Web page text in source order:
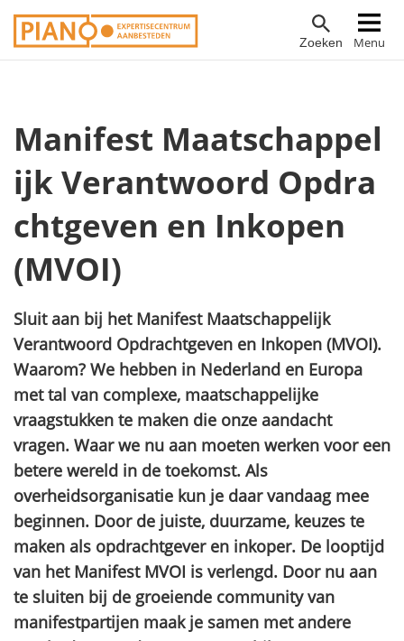
Overslaan
en
gaan
Zoeken Menu
Hoofdnavigatie
Manifest Maatschappel
ijk Verantwoord Opdra
chtgeven en Inkopen
(MVOI)
Sluit aan bij het Manifest Maatschappelijk
Verantwoord Opdrachtgeven en Inkopen (MVOI).
Waarom? We hebben in Nederland en Europa
met tal van complexe, maatschappelijke
vraagstukken te maken die onze aandacht
vragen. Waar we nu aan moeten werken voor een
betere wereld in de toekomst. Als
overheidsorganisatie kun je daar vandaag mee
beginnen. Door de juiste, duurzame, keuzes te
maken als opdrachtgever en inkoper. De looptijd
van het Manifest MVOI is verlengd. Door nu aan
te sluiten bij de groeiende community van
manifestpartijen maak je samen met andere